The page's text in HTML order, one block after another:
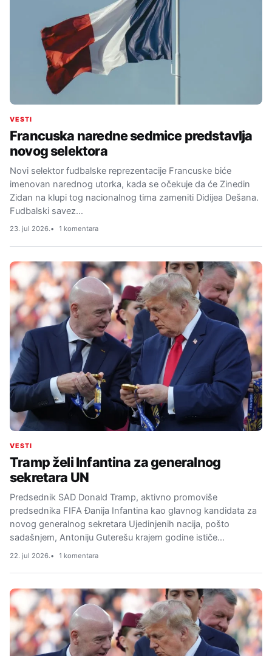
VESTI
Francuska naredne sedmice predstavlja
novog selektora
Novi selektor fudbalske reprezentacije Francuske biće
imenovan narednog utorka, kada se očekuje da će Zinedin
Zidan na klupi tog nacionalnog tima zameniti Didijea Dešana.
Fudbalski savez…
23. jul 2026. 1 komentara
VESTI
Tramp želi Infantina za generalnog
sekretara UN
Predsednik SAD Donald Tramp, aktivno promoviše
predsednika FIFA Đanija Infantina kao glavnog kandidata za
novog generalnog sekretara Ujedinjenih nacija, pošto
sadašnjem, Antoniju Guterešu krajem godine ističe…
22. jul 2026. 1 komentara